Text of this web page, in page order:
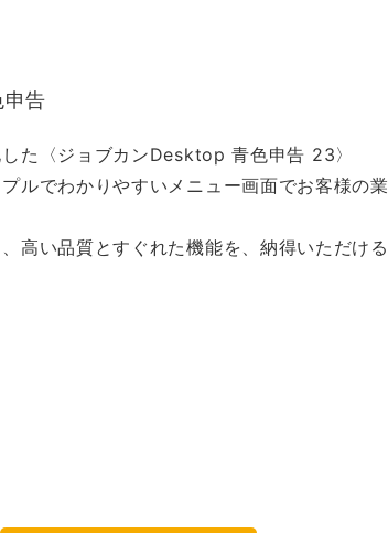
告
た〈ジョブカンDesktop 青色申告 23〉
ルでわかりやすいメニュー画面でお客様の業
高い品質とすぐれた機能を、納得いただける